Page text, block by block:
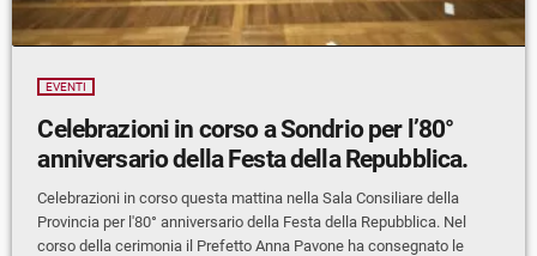
EVENTI
Celebrazioni in corso a Sondrio per l’80°
anniversario della Festa della Repubblica.
Celebrazioni in corso questa mattina nella Sala Consiliare della
Provincia per l'80° anniversario della Festa della Repubblica. Nel
corso della cerimonia il Prefetto Anna Pavone ha consegnato le